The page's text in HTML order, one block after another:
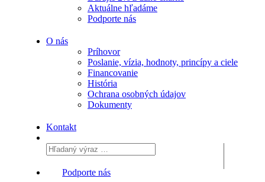
Aktuálne hľadáme
Podporte nás
O nás
Príhovor
Poslanie, vízia, hodnoty, princípy a ciele
Financovanie
História
Ochrana osobných údajov
Dokumenty
Kontakt
Podporte nás